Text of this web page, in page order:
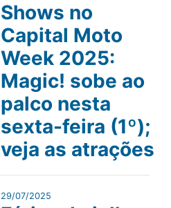
Shows no
Capital Moto
Week 2025:
Magic! sobe ao
palco nesta
sexta-feira (1º);
veja as atrações
29/07/2025